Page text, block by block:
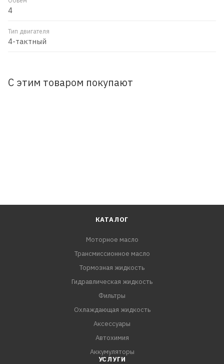
4
Тип двигателя
4-тактный
С этим товаром покупают
КАТАЛОГ
Моторное масло
Трансмиссионное масло
Тормозная жидкость
Гидравлическая жидкость
Фильтры
Охлаждающая жидкость
Аксессуары
Автохимия
Аккумуляторы
УСЛУГИ